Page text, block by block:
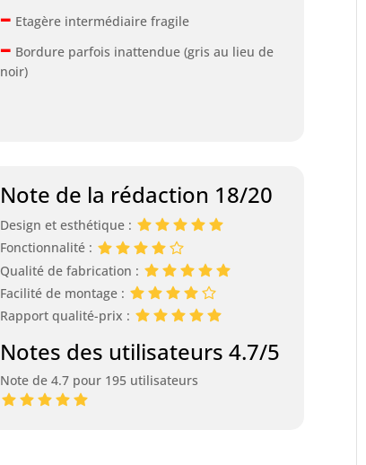
– Etagère intermédiaire fragile
– Bordure parfois inattendue (gris au lieu de
noir)
Note de la rédaction 18/20
Design et esthétique :
Fonctionnalité :
Qualité de fabrication :
Facilité de montage :
Rapport qualité-prix :
Notes des utilisateurs 4.7/5
Note de 4.7 pour 195 utilisateurs